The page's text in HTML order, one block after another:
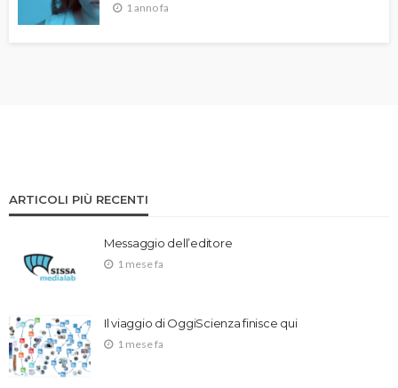
1 anno fa
ARTICOLI PIÙ RECENTI
Messaggio dell’editore
1 mese fa
Il viaggio di OggiScienza finisce qui
1 mese fa